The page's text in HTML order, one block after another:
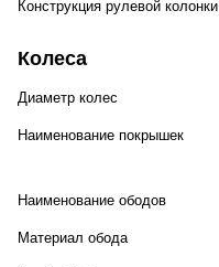
Конструкция рулевой колонки
Колеса
Диаметр колес
Наименование покрышек
Наименование ободов
Материал обода